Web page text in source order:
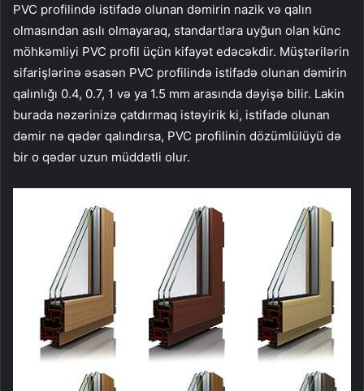
PVC profilində istifadə olunan dəmirin nazik və qalın
olmasından asılı olmayaraq, standartlara uyğun olan künc
möhkəmliyi PVC profil üçün kifayət edəcəkdir. Müştərilərin
sifarişlərinə əsasən PVC profilində istifadə olunan dəmirin
qalınlığı 0.4, 0.7, 1 və ya 1.5 mm arasında dəyişə bilir. Lakin
burada nəzərinizə çatdırmaq istəyirik ki, istifadə olunan
dəmir nə qədər qalındırsa, PVC profilinin dözümlülüyü də
bir o qədər uzun müddətli olur.